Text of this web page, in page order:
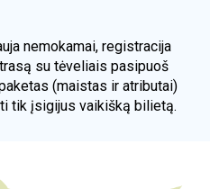
nemokamai, registracija
su tėveliais pasipuoš
(maistas ir atributai)
tik įsigijus vaikišką bilietą.